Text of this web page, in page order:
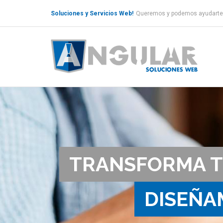
Soluciones y Servicios Web! Queremos y podemos
TRANSFORMA
paginas web modernas, paginas web economicas, paginas web caracas, paginas web venezuela, pagina
web php, tecnologias desarrollo web, desarrollo web profesional, desarrollo web a medida, desarrollo portales
servicios web, servicios web merida, merida servicios web, servicios hosting, servicios hosting venezuela,
programacion web, programacion web maracay, maracay programacion web, programacion web
una pagina web, como crear una pagina web venezuela, como crear una pagina web caracas, crear pagina
web caracas, diseño paginas web, diseño paginas web venezuela, diseño paginas web caracas, como crear
hacer paginas web caracas, creacion de paginas web, creacion de paginas web venezuela, creacion de
cheap hosting, hosting gratuito, email hosting, shared hosting, que es hosting, java hosting, php hosting,
almacenamiento hosting, hospedaje web, alojamiento web, web hosting, hsoting, servicios hosting, hosting
dedicados, servidores de internet, servidor gratis, servidor streaming, servidores gratuitos, servidor cloud,
servidor, servidor, servidores de hosting, hosting gratis, web hosting gratis, hosting web gratis, crear
dominio, comprar host, host f, host reseller, hosting web, top web hosting, web hosting reseller, shared web
gratuito, web hosting control panel, web hosting ranking, hosting de web, que es el hosting web, que es el
servidores web gratuitos, servidores gratuitos para paginas web, servidor de web, servidor de paginas web,
hosting para paginas web, pagina web hosting, hosting pagina web, que es el hosting de una pagina web,
reserva de dominio, buscar dominios, verificar dominio, buscador de dominios, busqueda de dominios,
gratis, registro dominios, dominio ve, registro de dominios, comprar dominio, sitio web, alojamiento gratis,
comprar dominios de internet, como comprar un dominio en internet, comprar dominio internet, que es
en internet, como registrar un dominio en internet, dominios del internet, como comprar un dominio de
web, como comprar un dominio web, compra de dominios web, dominio de pagina web, registrar un dominio
dominio web, dominios gratis, dominio com gratis, dominio es gratis, dominios gratis sin publicidad,
gratis, como hacer un dominio gratis, dominios totalmente gratis, dominio edu gratis, dominio gratis 1
gratis, dominios registrados, donde registrar un dominio, como registrar un dominio gratis, registra tu
comprar dominio com, compra de dominios, compra de dominio, como comprar un dominio, comprar
wordpress, comprar dominio gratis, compra tu dominio, comprar dominio com ve, como se compra un
registrar dominios baratos, dominio mas barato, registro de dominios baratos, los dominios mas baratos,
gratis, crear web gratis con dominio, crear dominio web, crear pagina web gratis con dominio, como crear
precios de hosting y dominio, adquirir dominio, como adquirir un dominio, adquirir un dominio, adquirir
publicidad, dominio es gratuito, dominios gratuitos para paginas web, contratar dominio, contratar un
hacer una pagina, como posicionar una web, free radio streaming server, diseño de una web, posicionar
video streaming, streaming audio, radio online, streaming hd, radio streaming, radio por internet,
venezuela radio streaming, venezuela streaming radio,certificado, certificado https, certificado web,
rapidssl, positivessl, instantssl, https certificate, verisign secured, que es verisign, verising, geotrust,
hosting, ssl cheap, servidor ssl, ssl digital, ssl certificado, comprar certificado ssl, que es un certificado ssl,
digitales ssl, certificado de ssl, certificado ssl que es, generar certificado ssl, cuanto cuesta un certificado
seguridad de facebook, certificado de seguridad facebook, certificado de seguridad de este sitio web, que es
seguridad para facebook, que es certificado de seguridad de un sitio web, certificado de seguridad de sitio
ssl certificate free, verisign ssl certificate, check ssl certificate, test ssl certificate, create ssl certificate, get
actualizar certificados de seguridad de internet, que es un certificado de seguridad en internet, como
seo, seo online, estrategia seo, herramientas seo, mejorar seo, seo profesional, posicionament seo, seo
google, promocionesweb, como aparecer en google, enlaces patrocinados, search engine marketing, web en
web, que es posicionamiento web, posicionamiento de web, web posicionamiento, que es el
web, como posicionar web, presupuesto posicionamiento web, trucos posicionamiento web, posicionamiento
pagina en google, como posicionar mi pagina web en google, posicionar mi pagina en google, como
posicionar pagina web en buscadores, posicionar una pagina web en google, posicionar mi pagina web,
posicionamiento seo, que es posicionamiento seo, seo y posicionamiento web, agencia de posicionamiento
posicionamiento organico seo, posicionamiento seo wordpress, posicionamiento google, posicionamiento web
posicionamiento de google, google posicionamiento seo, posicionamiento natural en google, google
posicionamiento web en google, buscadores web, posicionamiento web en buscadores, posicionamiento web
posicionamiento organico, posicionamiento en internet, posicionamiento online, posicionamiento
wordpress, mejorar posicionamiento web, mejorar posicionamiento google, mejorar posicionamiento en
el posicionamiento de mi web, como mejorar el posicionamiento en google, web seo, diseño web seo, seo
posicionamiento web sem, posicionamiento web seo sem, posicionamiento sem y seo, que es